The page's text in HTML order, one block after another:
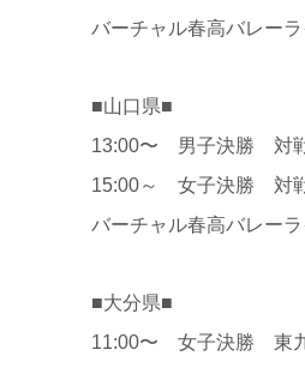
バーチャル春高バレー
■山口県■
13:00〜 男子決勝 対
15:00～ 女子決勝 対
バーチャル春高バレー
■大分県■
11:00〜 女子決勝 東